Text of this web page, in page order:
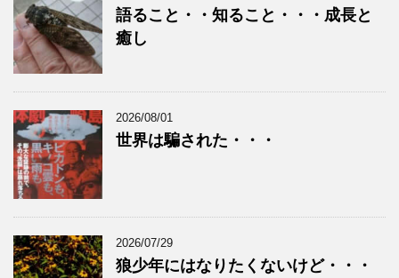
語ること・・知ること・・・成長と
癒し
2026/08/01
世界は騙された・・・
2026/07/29
狼少年にはなりたくないけど・・・